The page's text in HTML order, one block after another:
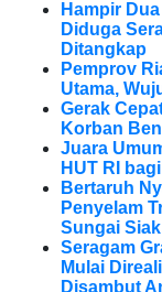
Hampir
Diduga
Ditangkap
Pemprov
Utama,
Gerak
Korban
Juara
HUT RI
Bertaruh
Penyelam
Sungai Siak
Seragam
Mulai
Disambut